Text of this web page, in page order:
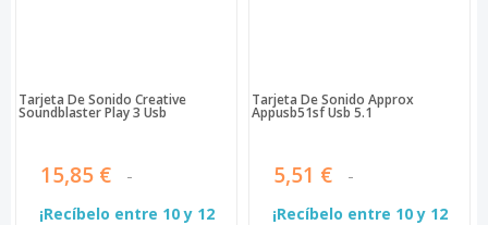
Tarjeta De Sonido Creative
Soundblaster Play 3 Usb
15,85 €
¡Recíbelo entre 10 y 12
Tarjeta De Sonido Approx
Appusb51sf Usb 5.1
5,51 €
¡Recíbelo entre 10 y 12